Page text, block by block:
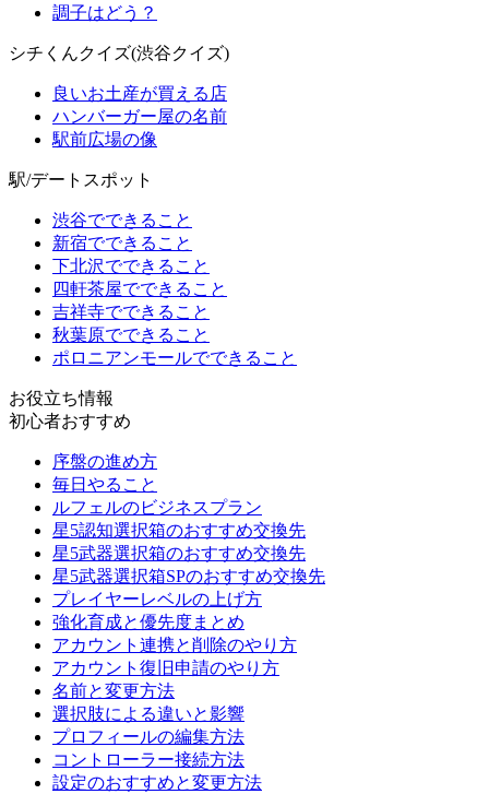
調子はどう？
シチくんクイズ(渋谷クイズ)
良いお土産が買える店
ハンバーガー屋の名前
駅前広場の像
駅/デートスポット
渋谷でできること
新宿でできること
下北沢でできること
四軒茶屋でできること
吉祥寺でできること
秋葉原でできること
ポロニアンモールでできること
お役立ち情報
初心者おすすめ
序盤の進め方
毎日やること
ルフェルのビジネスプラン
星5認知選択箱のおすすめ交換先
星5武器選択箱のおすすめ交換先
星5武器選択箱SPのおすすめ交換先
プレイヤーレベルの上げ方
強化育成と優先度まとめ
アカウント連携と削除のやり方
アカウント復旧申請のやり方
名前と変更方法
選択肢による違いと影響
プロフィールの編集方法
コントローラー接続方法
設定のおすすめと変更方法